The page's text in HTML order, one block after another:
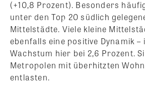
(+10,8 Prozent). Besonders
unter den Top 20 südlich
Mittelstädte. Viele kleine
ebenfalls eine positive Dynamik
Wachstum hier bei 2,6 Prozent.
Metropolen mit überhitzten
entlasten.